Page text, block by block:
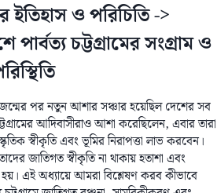
ইতিহাস ও পরিচিতি ->
পার্বত্য চট্টগ্রামের সংগ্রাম ও
পর নতুন আশার সঞ্চার হয়েছিল দেশের সব
আদিবাসীরাও আশা করেছিলেন, এবার তারা
স্বীকৃতি এবং ভূমির নিরাপত্তা লাভ করবেন।
জাতিগত স্বীকৃতি না থাকায় হতাশা এবং
এই অধ্যায়ে আমরা বিশ্লেষণ করব কীভাবে